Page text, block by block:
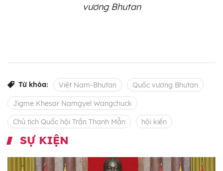
vương Bhutan
Từ khóa: Việt Nam-Bhutan Quốc vương Bhutan
Jigme Khesar Namgyel Wangchuck
Chủ tịch Quốc hội Trần Thanh Mẫn hội kiến
SỰ KIỆN